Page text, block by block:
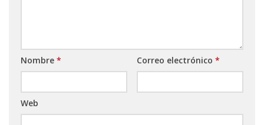
Nombre * Correo electrónico *
Web